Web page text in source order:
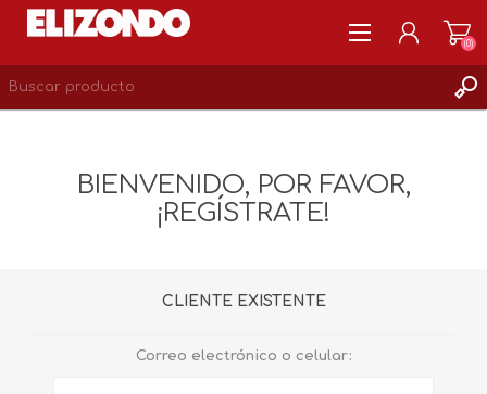
LISTA DE DESEOS 0
(0)
BIENVENIDO, POR FAVOR,
¡REGÍSTRATE!
CLIENTE EXISTENTE
Correo electrónico o celular: